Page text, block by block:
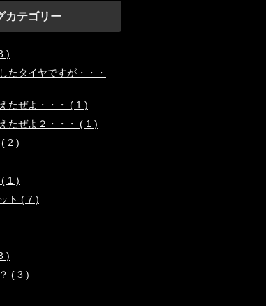
カテゴリー
)
たタイヤですが・・・
たぜよ・・・ ( 1 )
たぜよ２・・・ ( 1 )
2 )
1 )
ト ( 7 )
)
( 3 )